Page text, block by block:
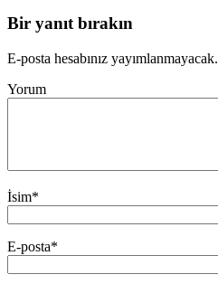
Bir yanıt bırakın
E-posta hesabınız yayımlanmayacak.
Yorum
İsim*
E-posta*